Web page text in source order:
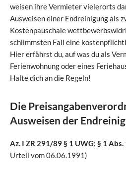
weisen ihre Vermieter vielerorts
Ausweisen einer Endreinigung als
Kostenpauschale
schlimmsten Fall eine
Hier erfährst du, auf was du als
Ferienwohnung oder eines
Halte dich an die Regeln!
Die
Ausweisen der
Az. I ZR 291/89 § 1 UWG; § 1 Abs.
Urteil vom 06.06.1991)